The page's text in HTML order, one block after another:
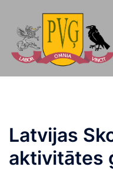
saturu
Latvijas
aktivitātes